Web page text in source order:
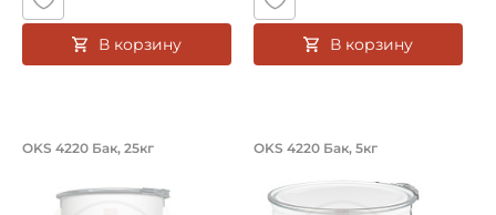
В корзину В корзину
Высокотемпературная смазка для
OKS 4220 Бак, 25кг OKS 4220 Бак, 5кг